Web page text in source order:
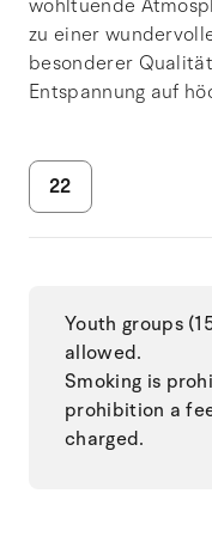
wohltuende
zu einer
besonderer
Entspannung auf
22
Youth groups
allowed.
Smoking is
prohibition a
charged.